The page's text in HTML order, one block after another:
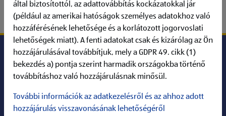
Állásfigyelő
ALDI Karrier
által biztosítottól, az adattovábbítás kockázatokkal jár
(például az amerikai hatóságok személyes adatokhoz való
hozzáférésének lehetősége és a korlátozott jogorvoslati
lehetőségek miatt). A fenti adatokat csak és kizárólag az Ön
hozzájárulásával továbbítjuk, mely a GDPR 49. cikk (1)
bekezdés a) pontja szerint harmadik országokba történő
továbbításhoz való hozzájárulásnak minősül.
További információk az adatkezelésről és az ahhoz adott
hozzájárulás visszavonásának lehetőségéről